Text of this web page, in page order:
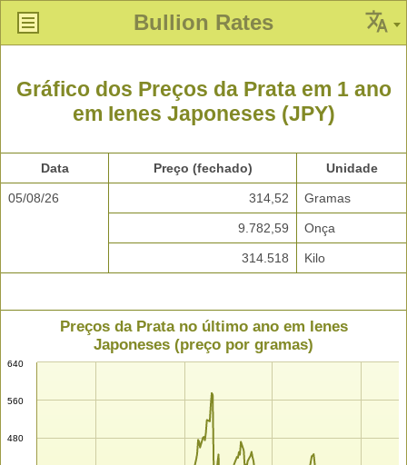
Bullion Rates
Gráfico dos Preços da Prata em 1 ano
em Ienes Japoneses (JPY)
Data Preço (fechado) Unidade
05/08/26 314,52 Gramas
9.782,59 Onça
314.518 Kilo
Preços da Prata no último ano em Ienes
Japoneses (preço por gramas)
480
560
640